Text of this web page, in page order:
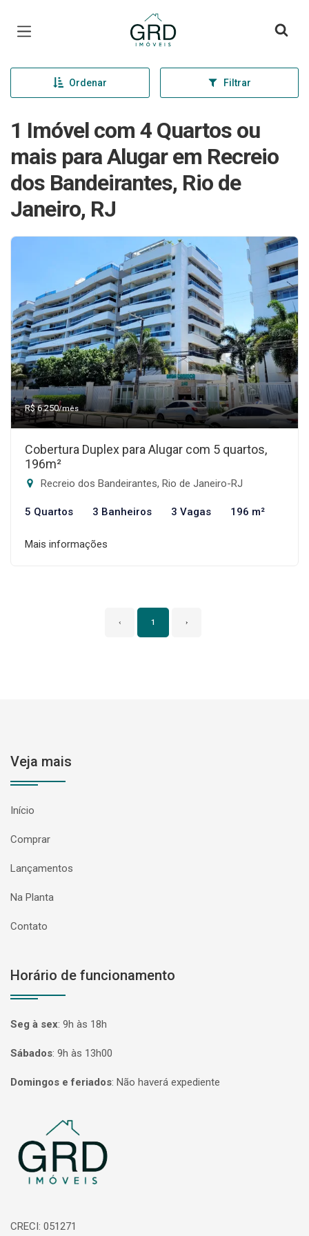
Página inicial
Ordenar Filtrar
1 Imóvel com 4 Quartos ou
mais para Alugar em Recreio
dos Bandeirantes, Rio de
Janeiro, RJ
R$ 6.250/mês
Cobertura Duplex para Alugar com 5 quartos,
196m²
Recreio dos Bandeirantes, Rio de Janeiro-RJ
5 Quartos 3 Banheiros 3 Vagas 196 m²
Mais informações
‹ 1 ›
Veja mais
Início
Comprar
Lançamentos
Na Planta
Contato
Horário de funcionamento
Seg à sex: 9h às 18h
Sábados: 9h às 13h00
Domingos e feriados: Não haverá expediente
Página inicial
CRECI: 051271